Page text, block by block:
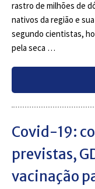
rastro de milhões de
nativos da região e
segundo cientistas,
pela seca …
Covid-19:
previstas,
vacinação